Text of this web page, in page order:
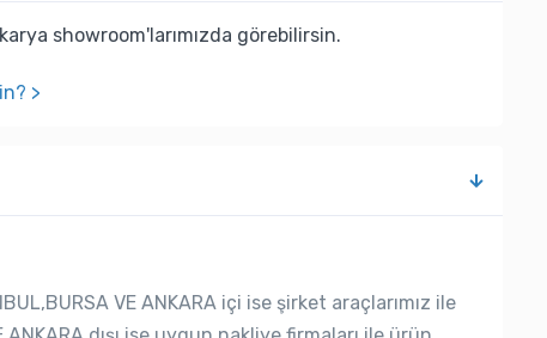
showroom'larımızda görebilirsin.
>
VE ANKARA içi ise şirket araçlarımız ile